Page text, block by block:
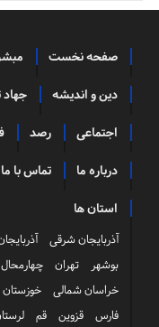
صفحه نخست
دین و اندیشه جهاد
اجتماعی رصد
درباره ما تماس با ما
استان ها
آذربایجان شرقی
بوشهر
تهران
خراسان شمالی
خوزستان
فارس
قزوین قم